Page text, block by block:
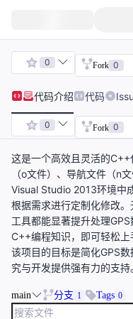
0 Fork 0
代码介绍 代码
0 Fork 0
这是一个高效且灵活的
（o文件）、导航文件（n
Visual Studio 2013环境中
根据需求进行定制化修改
工具都能显著提升处理
C++编程知识，即可轻松上
该项目的目标是简化GPS
究与开发提供强有力的支持
main 分支 1 Tags 0